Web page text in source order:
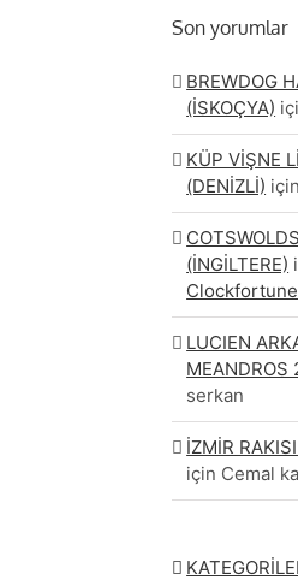
Son yorumlar
BREWDOG
(İSKOÇYA)
KÜP VİŞNE
(DENİZLİ) için
(İNGİLTERE)
Clockfortune
LUCIEN
MEANDROS
serkan
İZMİR
için Cemal